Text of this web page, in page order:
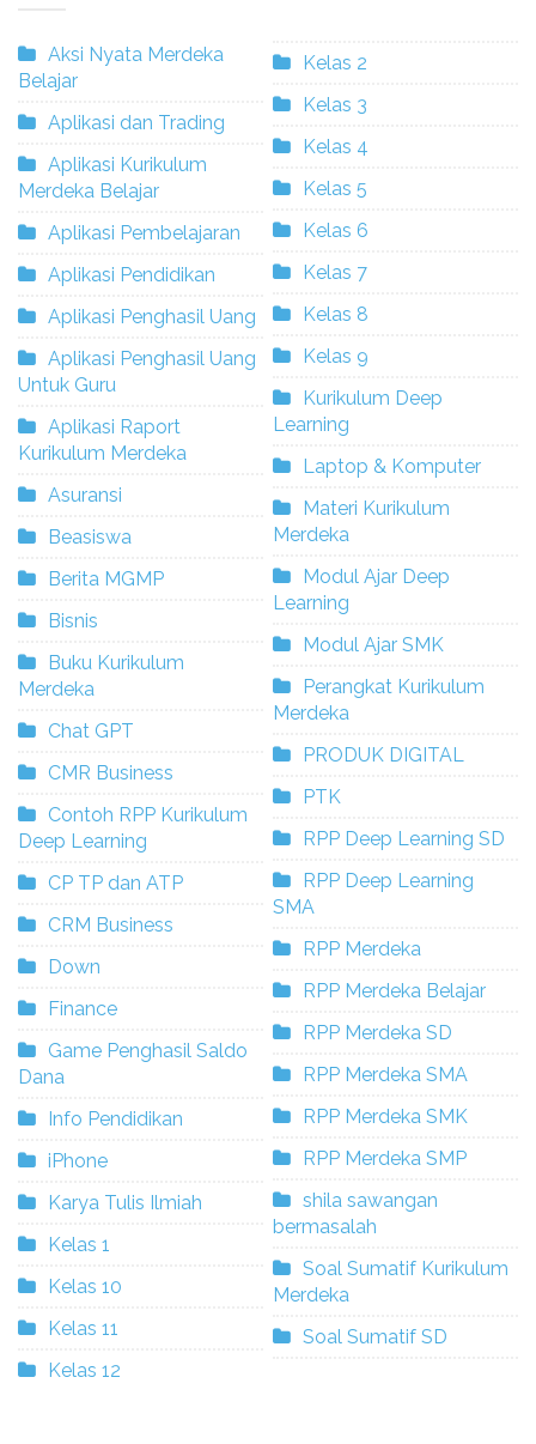
Aksi Nyata Merdeka
Belajar
Aplikasi dan Trading
Aplikasi Kurikulum
Merdeka Belajar
Aplikasi Pembelajaran
Aplikasi Pendidikan
Aplikasi Penghasil Uang
Aplikasi Penghasil Uang
Untuk Guru
Aplikasi Raport
Kurikulum Merdeka
Asuransi
Beasiswa
Berita MGMP
Bisnis
Buku Kurikulum
Merdeka
Chat GPT
CMR Business
Contoh RPP Kurikulum
Deep Learning
CP TP dan ATP
CRM Business
Down
Finance
Game Penghasil Saldo
Dana
Info Pendidikan
iPhone
Karya Tulis Ilmiah
Kelas 1
Kelas 10
Kelas 11
Kelas 12
Kelas 2
Kelas 3
Kelas 4
Kelas 5
Kelas 6
Kelas 7
Kelas 8
Kelas 9
Kurikulum Deep
Learning
Laptop & Komputer
Materi Kurikulum
Merdeka
Modul Ajar Deep
Learning
Modul Ajar SMK
Perangkat Kurikulum
Merdeka
PRODUK DIGITAL
PTK
RPP Deep Learning SD
RPP Deep Learning
SMA
RPP Merdeka
RPP Merdeka Belajar
RPP Merdeka SD
RPP Merdeka SMA
RPP Merdeka SMK
RPP Merdeka SMP
shila sawangan
bermasalah
Soal Sumatif Kurikulum
Merdeka
Soal Sumatif SD